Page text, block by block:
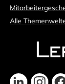
Alle